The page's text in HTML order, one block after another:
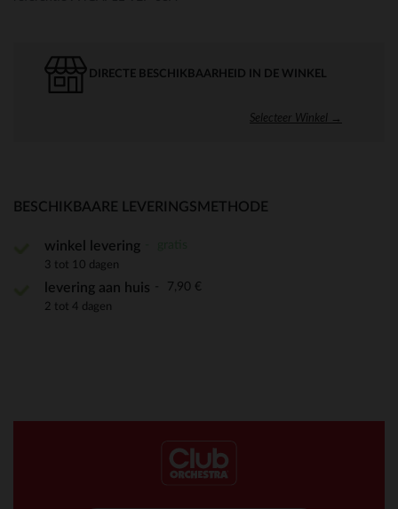
DIRECTE BESCHIKBAARHEID IN DE WINKEL
Selecteer Winkel →
BESCHIKBAARE LEVERINGSMETHODE
winkel levering
3 tot 10 dagen
levering aan huis 7,90 €
2 tot 4 dagen